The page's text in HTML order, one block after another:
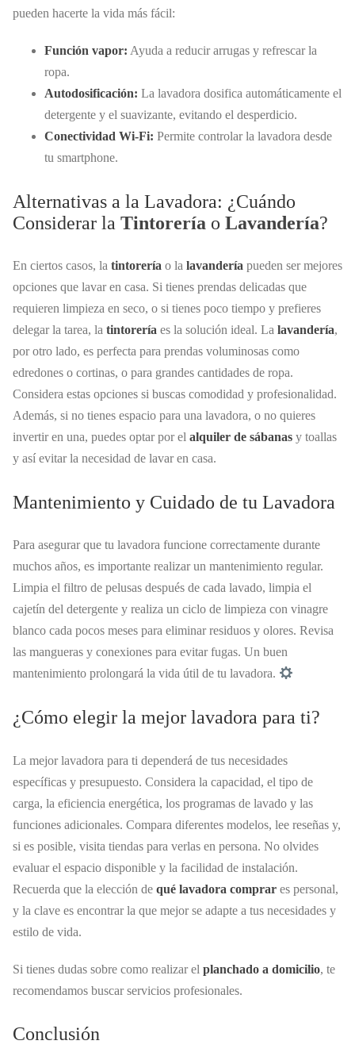
pueden hacerte la vida más fácil:
Función vapor: Ayuda a reducir arrugas y refrescar la
ropa.
Autodosificación: La lavadora dosifica automáticamente el
detergente y el suavizante, evitando el desperdicio.
Conectividad Wi-Fi: Permite controlar la lavadora desde
tu smartphone.
Alternativas a la Lavadora: ¿Cuándo
Considerar la Tintorería o Lavandería?
En ciertos casos, la tintorería o la lavandería pueden ser mejores
opciones que lavar en casa. Si tienes prendas delicadas que
requieren limpieza en seco, o si tienes poco tiempo y prefieres
delegar la tarea, la tintorería es la solución ideal. La lavandería,
por otro lado, es perfecta para prendas voluminosas como
edredones o cortinas, o para grandes cantidades de ropa.
Considera estas opciones si buscas comodidad y profesionalidad.
Además, si no tienes espacio para una lavadora, o no quieres
invertir en una, puedes optar por el alquiler de sábanas y toallas
y así evitar la necesidad de lavar en casa.
Mantenimiento y Cuidado de tu Lavadora
Para asegurar que tu lavadora funcione correctamente durante
muchos años, es importante realizar un mantenimiento regular.
Limpia el filtro de pelusas después de cada lavado, limpia el
cajetín del detergente y realiza un ciclo de limpieza con vinagre
blanco cada pocos meses para eliminar residuos y olores. Revisa
las mangueras y conexiones para evitar fugas. Un buen
mantenimiento prolongará la vida útil de tu lavadora.
¿Cómo elegir la mejor lavadora para ti?
La mejor lavadora para ti dependerá de tus necesidades
específicas y presupuesto. Considera la capacidad, el tipo de
carga, la eficiencia energética, los programas de lavado y las
funciones adicionales. Compara diferentes modelos, lee reseñas y,
si es posible, visita tiendas para verlas en persona. No olvides
evaluar el espacio disponible y la facilidad de instalación.
Recuerda que la elección de qué lavadora comprar es personal,
y la clave es encontrar la que mejor se adapte a tus necesidades y
estilo de vida.
Si tienes dudas sobre como realizar el planchado a domicilio, te
recomendamos buscar servicios profesionales.
Conclusión